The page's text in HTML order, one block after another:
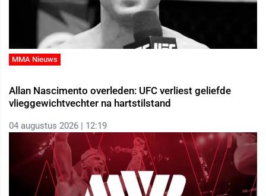
MMA Nieuws
Allan Nascimento overleden: UFC verliest geliefde
vlieggewichtvechter na hartstilstand
04 augustus 2026 | 12:19